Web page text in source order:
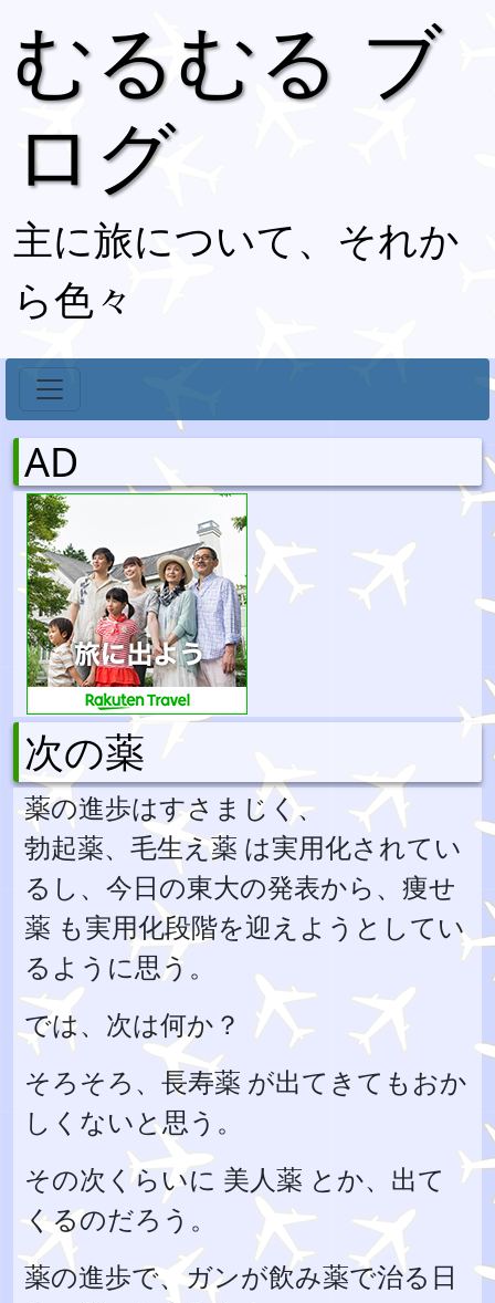
むるむる ブ
ログ
主に旅について、それか
ら色々
AD
次の薬
薬の進歩はすさまじく、
勃起薬、毛生え薬 は実用化されてい
るし、今日の東大の発表から、痩せ
薬 も実用化段階を迎えようとしてい
るように思う。
では、次は何か？
そろそろ、長寿薬 が出てきてもおか
しくないと思う。
その次くらいに 美人薬 とか、出て
くるのだろう。
薬の進歩で、ガンが飲み薬で治る日